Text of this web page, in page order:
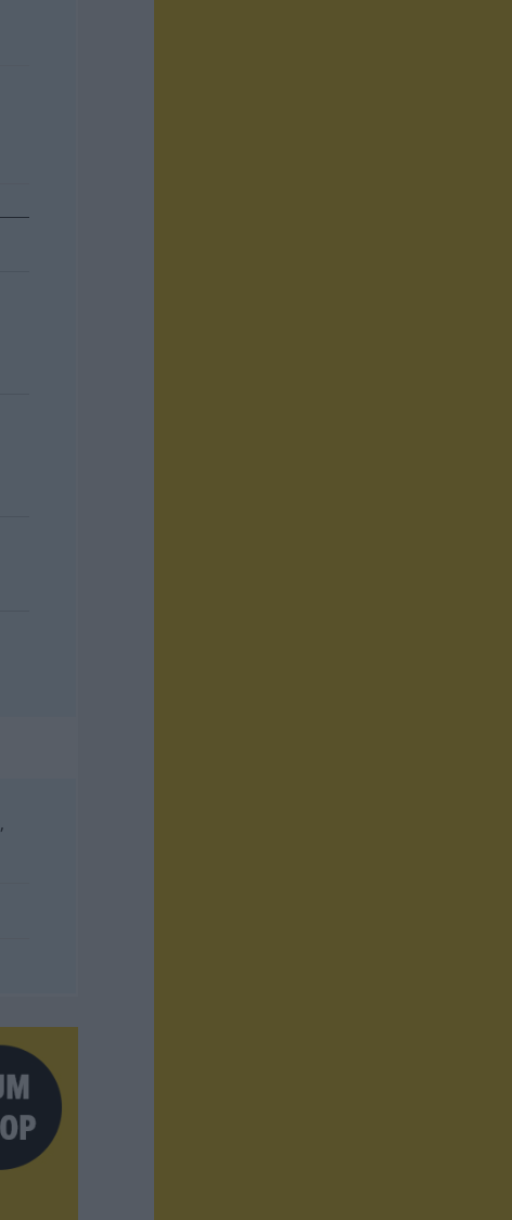
,